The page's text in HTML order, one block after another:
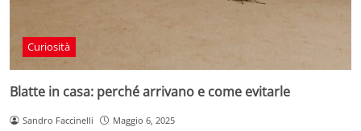
Curiosità
Blatte in casa: perché arrivano e come evitarle
Sandro Faccinelli Maggio 6, 2025